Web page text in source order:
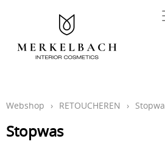
Webshop
Contact
Mijn account
Webshop › RETOUCHEREN ›
Stopwas